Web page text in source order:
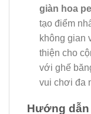
giàn hoa
tạo điểm
không gian
thiện cho
với ghế
vui chơi đa
Hướng